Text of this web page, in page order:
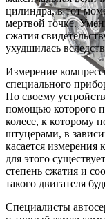
цилиндра, в тот
мертвой точке.
сжатия
ухудшилась
Измерение
специального
По своему
помощью которого
колесе, к которому
штуцерами, в
касается измерения
для этого
степень сжатия и
такого двигателя
Специалисты